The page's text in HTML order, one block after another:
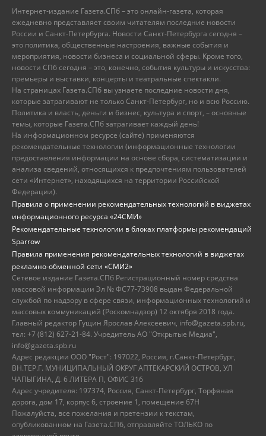
Интернет-издание Газета.СПб – это онлайн-газета, которая
ежедневно представляет своим читателям последние новости
России и Санкт-Петербурга. Новости Санкт-Петербурга сегодня –
это политика, общественные настроения, важные события и
мероприятия, новости бизнеса и социальной сферы. Кроме того,
новости СПб сегодня – это, конечно, события культуры и искусства:
премьеры и выставки, концерты и театральные спектакли.
На страницах Газета.СПб вы узнаете последние новости дня,
которые затрагивают не только Санкт-Петербург, но и всю Россию.
Политика и власть, деньги и бизнес, культура и спорт, – основные
темы, которые Газета.СПб затрагивает каждый день!
На информационном ресурсе (сайте) применяются
рекомендательные технологии (информационные технологии
предоставления информации на основе сбора, систематизации и
анализа сведений, относящихся к предпочтениям пользователей
сети «Интернет», находящихся на территории Российской
Федерации).
Правила о применении рекомендательных технологий в виджетах
информационного ресурса «24СМИ»
Рекомендательные технологии в блоках платформы рекомендаций
Sparrow
Правила применения рекомендательных технологий в виджетах
рекламно-обменной сети «СМИ2»
Сетевое издание Газета.СПб Регистрационный номер средства
массовой информации Эл № ФС77-73908 выдан Федеральной
службой по надзору в сфере связи, информационных технологий и
массовых коммуникаций (Роскомнадзор) 12 октября 2018 года.
Главный редактор Гущин Ярослав Алексеевич, info@gazeta.spb.ru,
тел: +7 (812) 627-21-84. Учредитель АО "Открытые Медиа",
info@gazeta.spb.ru
Адрес редакции ООО "Рост": 197022, Россия, г.Санкт-Петербург,
ВН.ТЕР.Г. МУНИЦИПАЛЬНЫЙ ОКРУГ АПТЕКАРСКИЙ ОСТРОВ, УЛ
ЧАПЫГИНА, Д. 6 ЛИТЕРА П, ОФИС 316
Адрес учредителя: 197374, Россия, Санкт-Петербург, Торфяная
дорога, дом 17, корпус 6, строение 1, помещение 67Н
Пожалуйста, все пожелания и претензии к текстам,
опубликованном на Газета.СПб, отправляйте ТОЛЬКО по